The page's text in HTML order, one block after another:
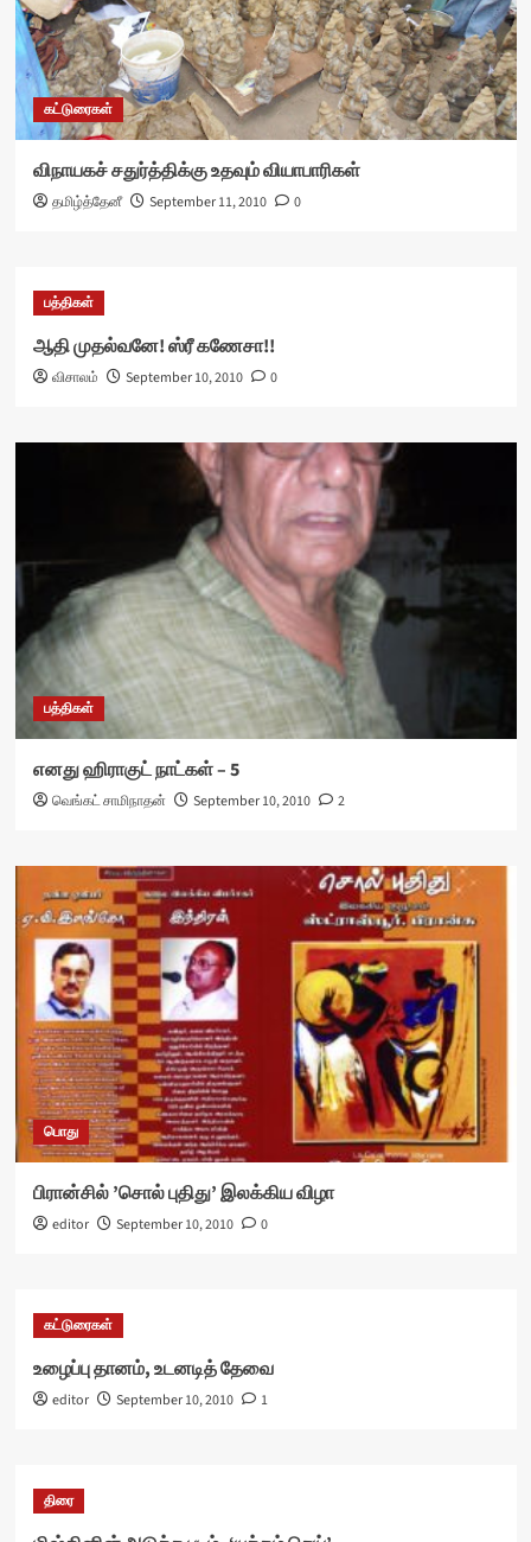
கட்டுரைகள்
விநாயகச் சதுர்த்திக்கு உதவும் வியாபாரிகள்
தமிழ்த்தேனீ September 11, 2010 0
பத்திகள்
ஆதி முதல்வனே! ஸ்ரீ கணேசா!!
விசாலம் September 10, 2010 0
பத்திகள்
எனது ஹிராகுட் நாட்கள் – 5
வெங்கட் சாமிநாதன் September 10, 2010 2
பொது
பிரான்சில் ’சொல் புதிது’ இலக்கிய விழா
editor September 10, 2010 0
கட்டுரைகள்
உழைப்பு தானம், உடனடித் தேவை
editor September 10, 2010 1
திரை